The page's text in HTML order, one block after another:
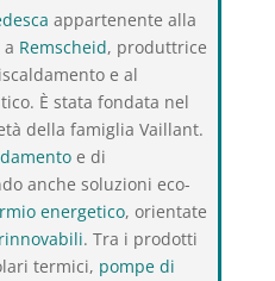
appartenente alla
a Remscheid, produttrice
e al
È stata fondata nel
della famiglia Vaillant.
e di
anche soluzioni eco-
energetico, orientate
. Tra i prodotti
termici, pompe di